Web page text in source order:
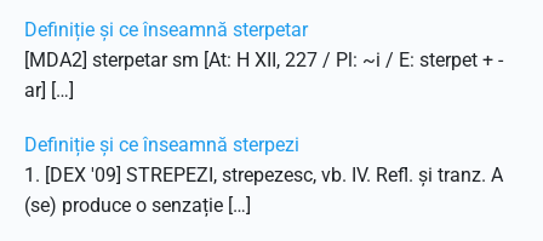
Definiție și ce înseamnă sterpetar
[MDA2] sterpetar sm [At: H XII, 227 / Pl: ~i / E: sterpet + -
ar] […]
Definiție și ce înseamnă sterpezi
1. [DEX '09] STREPEZI, strepezesc, vb. IV. Refl. și tranz. A
(se) produce o senzație […]